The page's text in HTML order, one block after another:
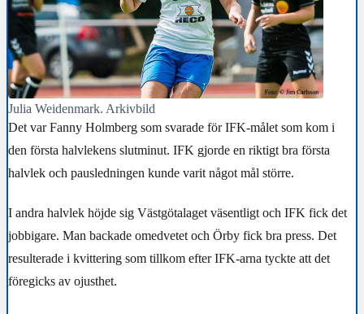
Julia Weidenmark. Arkivbild
Det var Fanny Holmberg som svarade för IFK-målet som kom i
den första halvlekens slutminut. IFK gjorde en riktigt bra första
halvlek och pausledningen kunde varit något mål större.
I andra halvlek höjde sig Västgötalaget väsentligt och IFK fick det
jobbigare. Man backade omedvetet och Örby fick bra press. Det
resulterade i kvittering som tillkom efter IFK-arna tyckte att det
föregicks av ojusthet.